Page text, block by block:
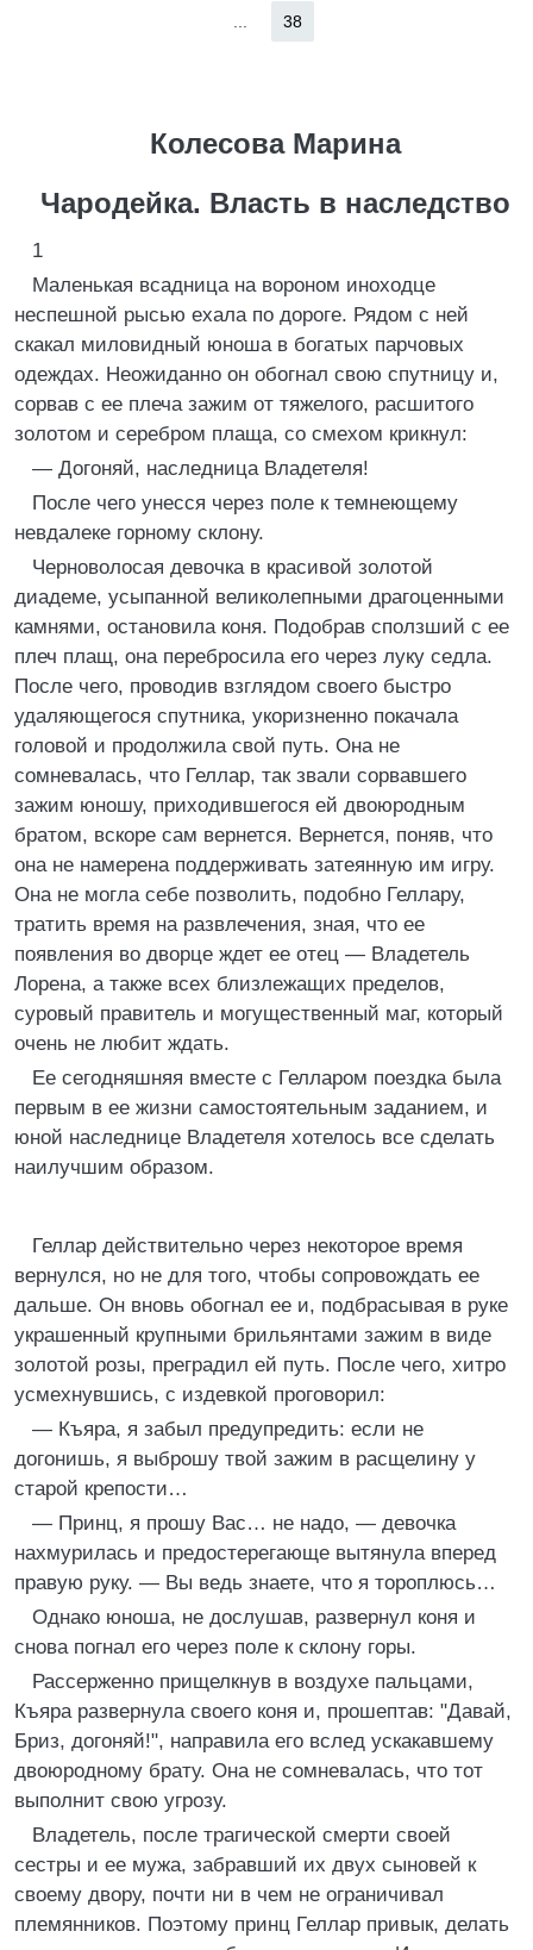
38
Колесова Марина
Чародейка. Власть в наследство
1
Маленькая всадница на вороном иноходце
неспешной рысью ехала по дороге. Рядом с ней
скакал миловидный юноша в богатых парчовых
одеждах. Неожиданно он обогнал свою спутницу и,
сорвав с ее плеча зажим от тяжелого, расшитого
золотом и серебром плаща, со смехом крикнул:
— Догоняй, наследница Владетеля!
После чего унесся через поле к темнеющему
невдалеке горному склону.
Черноволосая девочка в красивой золотой
диадеме, усыпанной великолепными драгоценными
камнями, остановила коня. Подобрав сползший с ее
плеч плащ, она перебросила его через луку седла.
После чего, проводив взглядом своего быстро
удаляющегося спутника, укоризненно покачала
головой и продолжила свой путь. Она не
сомневалась, что Геллар, так звали сорвавшего
зажим юношу, приходившегося ей двоюродным
братом, вскоре сам вернется. Вернется, поняв, что
она не намерена поддерживать затеянную им игру.
Она не могла себе позволить, подобно Геллару,
тратить время на развлечения, зная, что ее
появления во дворце ждет ее отец — Владетель
Лорена, а также всех близлежащих пределов,
суровый правитель и могущественный маг, который
очень не любит ждать.
Ее сегодняшняя вместе с Гелларом поездка была
первым в ее жизни самостоятельным заданием, и
юной наследнице Владетеля хотелось все сделать
наилучшим образом.
Геллар действительно через некоторое время
вернулся, но не для того, чтобы сопровождать ее
дальше. Он вновь обогнал ее и, подбрасывая в руке
украшенный крупными брильянтами зажим в виде
золотой розы, преградил ей путь. После чего, хитро
усмехнувшись, с издевкой проговорил:
— Къяра, я забыл предупредить: если не
догонишь, я выброшу твой зажим в расщелину у
старой крепости…
— Принц, я прошу Вас… не надо, — девочка
нахмурилась и предостерегающе вытянула вперед
правую руку. — Вы ведь знаете, что я тороплюсь…
Однако юноша, не дослушав, развернул коня и
снова погнал его через поле к склону горы.
Рассерженно прищелкнув в воздухе пальцами,
Къяра развернула своего коня и, прошептав: "Давай,
Бриз, догоняй!", направила его вслед ускакавшему
двоюродному брату. Она не сомневалась, что тот
выполнит свою угрозу.
Владетель, после трагической смерти своей
сестры и ее мужа, забравший их двух сыновей к
своему двору, почти ни в чем не ограничивал
племянников. Поэтому принц Геллар привык, делать